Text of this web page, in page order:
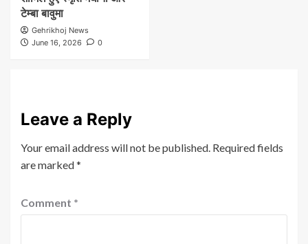
टेम्बा बावुमा
Gehrikhoj News
June 16, 2026
0
Leave a Reply
Your email address will not be published. Required fields
are marked*
Comment *